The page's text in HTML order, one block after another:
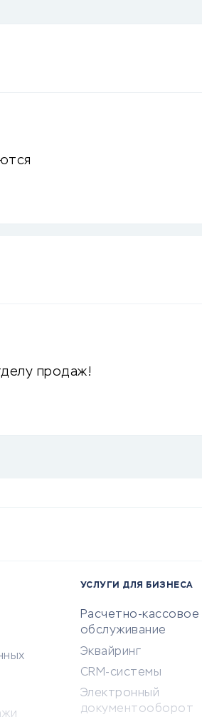
продаж!
УСЛУГИ ДЛЯ БИЗНЕСА
Расчетно-кассовое
обслуживание
Эквайринг
CRM-системы
Электронный
документооборот